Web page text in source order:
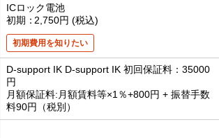
ICロック電池
初期
2,750円 税込
初期費用を知りたい
D-support IK D-support IK 初回保証料：35000
円
月額保証料:月額賃料等×1％+800円 + 振替手数
料90円（税別）